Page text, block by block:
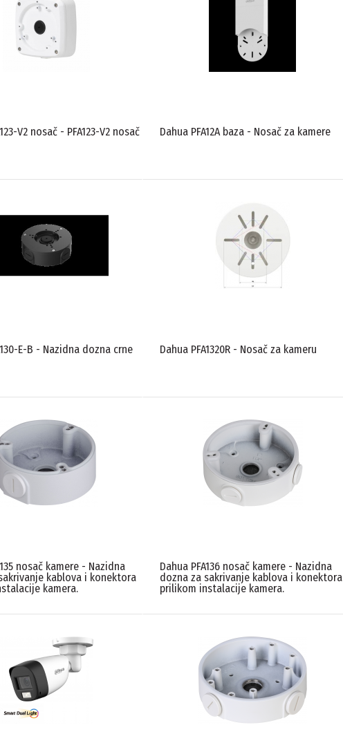
V2 nosač - PFA123-V2 nosač Dahua PFA12A baza - Nosač za kamere
E-B - Nazidna dozna crne
Dahua PFA1320R - Nosač za kameru
nosač kamere - Nazidna
kablova i konektora
kamera.
Dahua PFA136 nosač kamere - Nazidna
dozna za sakrivanje kablova i konektora
prilikom instalacije kamera.